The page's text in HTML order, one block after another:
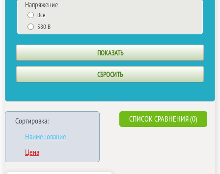
Напряжение
Все
380 В
Сортировка:
Наименование
Цена
СПИСОК СРАВНЕНИЯ (0)